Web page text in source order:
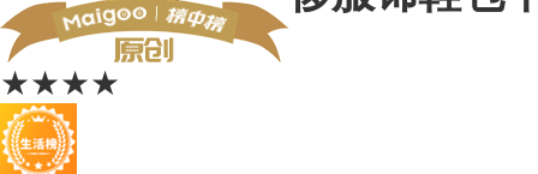
★★★★